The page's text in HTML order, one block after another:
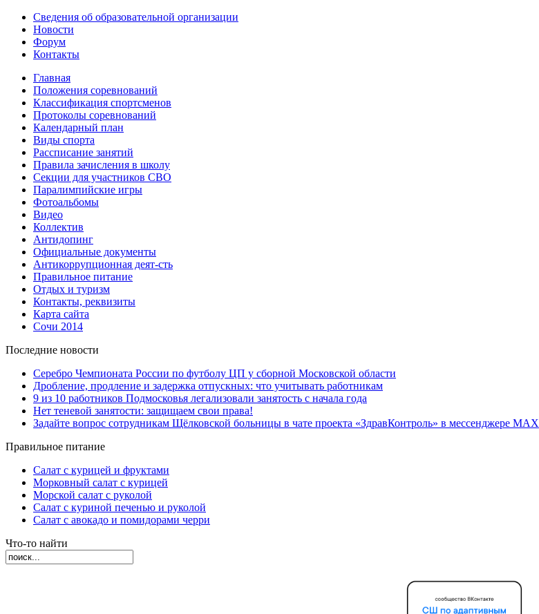
Сведения об образовательной организации
Новости
Форум
Контакты
Главная
Положения соревнований
Классификация спортсменов
Протоколы соревнований
Календарный план
Виды спорта
Рассписание занятий
Правила зачисления в школу
Секции для участников СВО
Паралимпийские игры
Фотоальбомы
Видео
Коллектив
Антидопинг
Официальные документы
Антикоррупционная деят-сть
Правильное питание
Отдых и туризм
Контакты, реквизиты
Карта сайта
Сочи 2014
Последние новости
Серебро Чемпионата России по футболу ЦП у сборной Московской области
Дробление, продление и задержка отпускных: что учитывать работникам
9 из 10 работников Подмосковья легализовали занятость с начала года
Нет теневой занятости: защищаем свои права!
Задайте вопрос сотрудникам Щёлковской больницы в чате проекта «ЗдравКонтроль» в мессенджере МАХ
Правильное питание
Салат с курицей и фруктами
Морковный салат с курицей
Морской салат с руколой
Салат с куриной печенью и руколой
Салат с авокадо и помидорами черри
Что-то найти